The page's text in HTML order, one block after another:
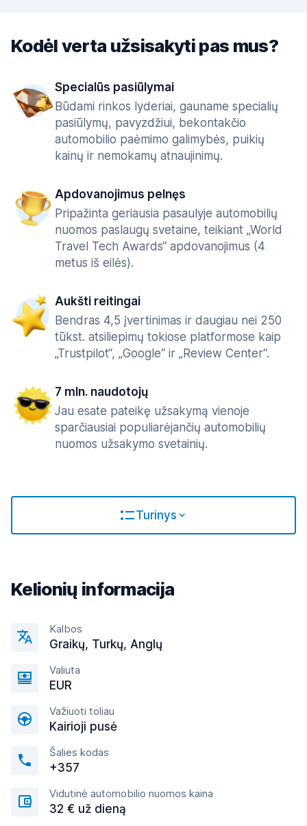
Kodėl verta užsisakyti pas mus?
Specialūs pasiūlymai
Būdami rinkos lyderiai, gauname specialių
pasiūlymų, pavyzdžiui, bekontakčio
automobilio paėmimo galimybės, puikių
kainų ir nemokamų atnaujinimų.
Apdovanojimus pelnęs
Pripažinta geriausia pasaulyje automobilių
nuomos paslaugų svetaine, teikiant „World
Travel Tech Awards“ apdovanojimus (4
metus iš eilės).
Aukšti reitingai
Bendras 4,5 įvertinimas ir daugiau nei 250
tūkst. atsiliepimų tokiose platformose kaip
„Trustpilot“, „Google“ ir „Review Center“.
7 mln. naudotojų
Jau esate pateikę užsakymą vienoje
sparčiausiai populiarėjančių automobilių
nuomos užsakymo svetainių.
Turinys
Kelionių informacija
Kalbos
Graikų, Turkų, Anglų
Valiuta
EUR
Važiuoti toliau
Kairioji pusė
Šalies kodas
+357
Vidutinė automobilio nuomos kaina
32 € už dieną